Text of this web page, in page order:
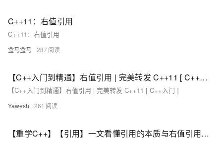
C++11：右值引用
C++11：右值引用
盒马盒马 287
【C++入门到精通】右值引用 | 完美转发 C++11 [ C++入门 ]
【C++入门到精通】右值引用 | 完美转发 C++11 [ C++入门 ]
Yawesh 261
【重学C++】【引用】一文看懂引用的本质与右值引用存在的意义